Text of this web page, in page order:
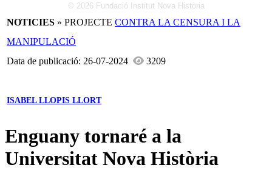
© 2026 Fundació Institut Nova Història
NOTICIES » PROJECTE CONTRA LA CENSURA I LA
MANIPULACIÓ
Data de publicació: 26-07-2024
3209
ISABEL LLOPIS LLORT
Enguany tornaré a la
Universitat Nova Història